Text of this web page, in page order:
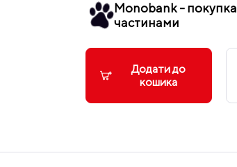
Monobank - покупка
частинами
Додати до
кошика